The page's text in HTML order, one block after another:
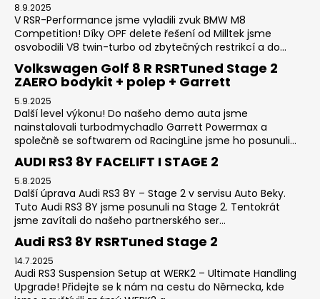
8.9.2025
V RSR-Performance jsme vyladili zvuk BMW M8
Competition! Díky OPF delete řešení od Milltek jsme
osvobodili V8 twin-turbo od zbytečných restrikcí a do...
Volkswagen Golf 8 R RSRTuned Stage 2
ZAERO bodykit + polep + Garrett
5.9.2025
Další level výkonu! Do našeho demo auta jsme
nainstalovali turbodmychadlo Garrett Powermax a
společně se softwarem od RacingLine jsme ho posunuli...
AUDI RS3 8Y FACELIFT I STAGE 2
5.8.2025
Další úprava Audi RS3 8Y – Stage 2 v servisu Auto Beky.
Tuto Audi RS3 8Y jsme posunuli na Stage 2. Tentokrát
jsme zavítali do našeho partnerského ser...
Audi RS3 8Y RSRTuned Stage 2
14.7.2025
Audi RS3 Suspension Setup at WERK2 – Ultimate Handling
Upgrade! Přidejte se k nám na cestu do Německa, kde